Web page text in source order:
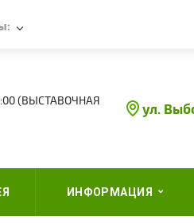
(ВЫСТАВОЧНАЯ
ул.
ИНФОРМАЦИЯ